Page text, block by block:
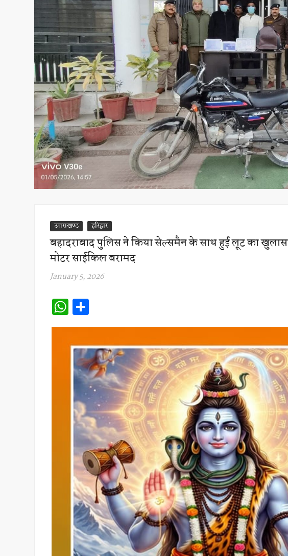
उत्तराखण्ड हरिद्वार
बहादराबाद पुलिस ने किया सेल्समैन के साथ हुई लूट का
मोटर साईकिल बरामद
January 5, 2026
W
h
at
s
A
p
p
h
ar
e